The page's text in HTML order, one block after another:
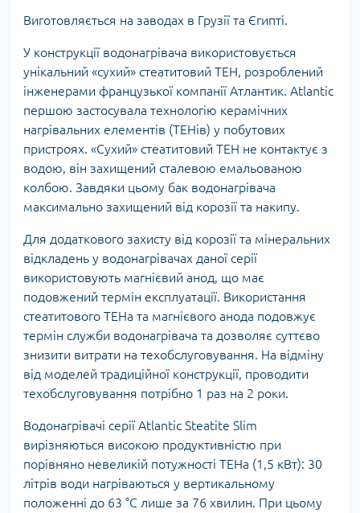
Виготовляється на заводах в Грузії та Єгипті.
У конструкції водонагрівача використовується
унікальний «сухий» стеатитовий ТЕН, розроблений
інженерами французької компанії Атлантик. Atlantic
першою застосувала технологію керамічних
нагрівальних елементів (ТЕНів) у побутових
пристроях. «Сухий» стеатитовий ТЕН не контактує з
водою, він захищений сталевою емальованою
колбою. Завдяки цьому бак водонагрівача
максимально захищений від корозії та накипу.
Для додаткового захисту від корозії та мінеральних
відкладень у водонагрівачах даної серії
використовують магнієвий анод, що має
подовжений термін експлуатації. Використання
стеатитового ТЕНа та магнієвого анода подовжує
термін служби водонагрівача та дозволяє суттєво
знизити витрати на техобслуговування. На відміну
від моделей традиційної конструкції, проводити
техобслуговування потрібно 1 раз на 2 роки.
Водонагрівачі серії Atlantic Steatite Slim
вирізняються високою продуктивністю при
порівняно невеликій потужності ТЕНа (1,5 кВт): 30
літрів води нагріваються у вертикальному
положенні до 63 °C лише за 76 хвилин. При цьому